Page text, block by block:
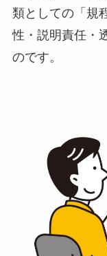
類としての「規
性・説明責任・
のです。